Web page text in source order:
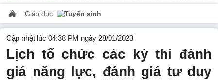
Giáo dục Tuyển sinh
Cập nhật lúc 04:38 PM ngày 28/01/2023
Lịch tổ chức các kỳ thi đánh
giá năng lực, đánh giá tư duy